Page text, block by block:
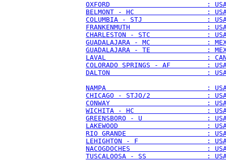
OXFORD                        :
BELMONT - HC                  :
COLUMBIA - STJ                :
FRANKENMUTH                   :
CHARLESTON - STC              :
GUADALAJARA - MC              :
GUADALAJARA - TE              :
LAVAL                         :
COLORADO SPRINGS - AF         :
DALTON                        :
NAMPA                         :
CHICAGO - STJO/2              :
CONWAY                        :
WICHITA - HC                  :
GREENSBORO - U                :
LAKEWOOD                      :
RIO GRANDE                    :
LEHIGHTON - F                 :
NACOGDOCHES                   :
TUSCALOOSA - SS               :